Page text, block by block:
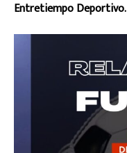
Entretiempo Deportivo.